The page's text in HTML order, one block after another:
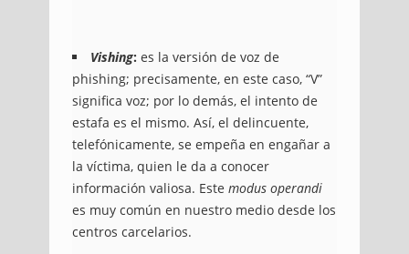
Vishing: es la versión de voz de
phishing; precisamente, en este caso, “V”
significa voz; por lo demás, el intento de
estafa es el mismo. Así, el delincuente,
telefónicamente, se empeña en engañar a
la víctima, quien le da a conocer
información valiosa. Este modus operandi
es muy común en nuestro medio desde los
centros carcelarios.